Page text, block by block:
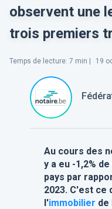
observent une
trois premiers
Temps de lecture: 7 min | 19
Au cours des
y a eu -1,2%
pays par
2023. C'est ce
l'immobilier de